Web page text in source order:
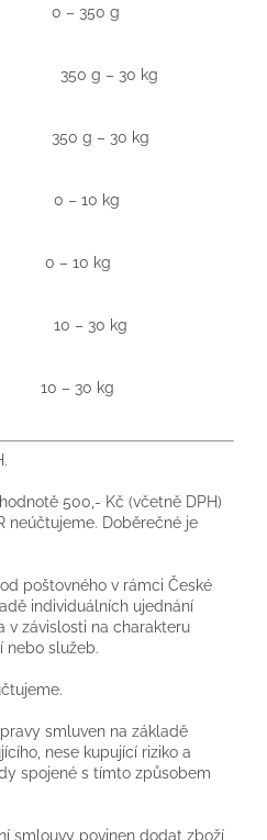
0 – 350 g
g – 30 kg
350 g – 30 kg
0 – 10 kg
0 – 10 kg
10 – 30 kg
10 – 30 kg
500,- Kč (včetně DPH)
neúčtujeme. Doběrečné je
poštovného v rámci České
individuálních ujednání
v závislosti na charakteru
nebo služeb.
smluven na základě
nese kupující riziko a
spojené s tímto způsobem
smlouvy povinen dodat zboží